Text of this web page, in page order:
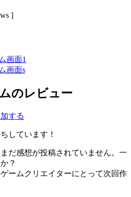
]
のレビュー
する
しています！
だ感想が投稿されていません。一
？
ームクリエイターにとって次回作